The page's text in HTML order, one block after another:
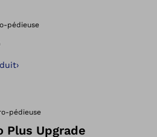
pédieuse
›
pédieuse
Plus Upgrade